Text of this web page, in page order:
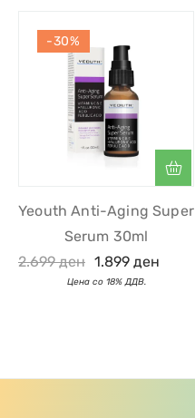
-30%
Yeouth Anti-Aging Super
Serum 30ml
2.699ден 1.899 ден